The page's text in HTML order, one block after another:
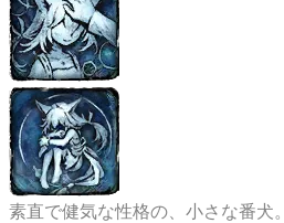
素直で健気な性格の、小さな番犬。